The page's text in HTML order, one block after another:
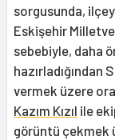
sorgusunda,
Eskişehir
sebebiyle, daha
hazırladığından
vermek üzere
Kazım Kızıl ile
görüntü çekmek